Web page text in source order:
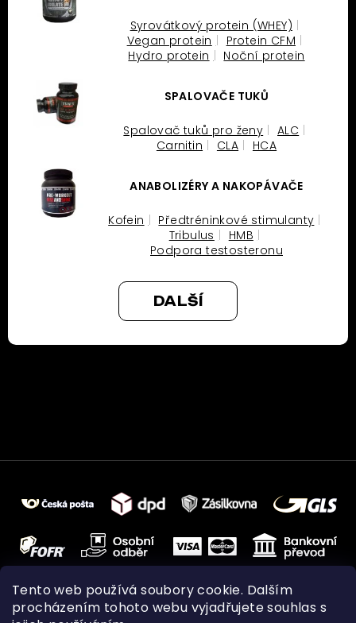
Tento web používá soubory cookie. Dalším
procházením tohoto webu vyjadřujete souhlas s
Syrovátkový protein (WHEY)
Vegan protein
Protein CFM
Hydro protein
Noční protein
SPALOVAČE TUKŮ
Spalovač tuků pro ženy
ALC
Carnitin
CLA HCA
ANABOLIZÉRY A NAKOPÁVAČE
Kofein
Předtréninkové stimulanty
Tribulus
HMB
Podpora testosteronu
DALŠÍ